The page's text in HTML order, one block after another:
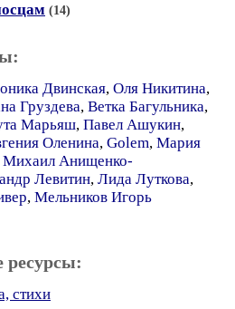
(14)
Двинская, Оля Никитина,
Груздева, Ветка Багульника,
Марьяш, Павел Ашукин,
Оленина, Golem, Мария
Михаил Анищенко-
Левитин, Лида Луткова,
, Мельников Игорь
ресурсы:
стихи